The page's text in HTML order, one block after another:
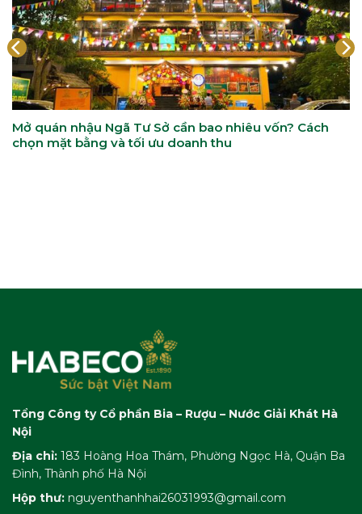
Mở quán nhậu Ngã Tư Sở cần bao nhiêu vốn? Cách
chọn mặt bằng và tối ưu doanh thu
Tổng Công ty Cổ phần Bia – Rượu – Nước Giải Khát Hà
Nội
Địa chỉ: 183 Hoàng Hoa Thám, Phường Ngọc Hà, Quận Ba
Đình, Thành phố Hà Nội
Hộp thư: nguyenthanhhai26031993@gmail.com